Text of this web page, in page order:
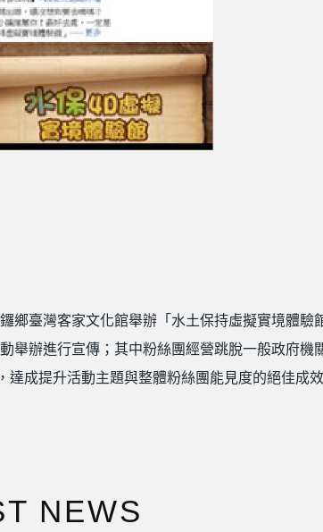
臺灣客家文化館舉辦「水土保持虛擬實境體驗
辦進行宣傳；其中粉絲團經營跳脫一般政府機
成提升活動主題與整體粉絲團能見度的絕佳成效
NEWS